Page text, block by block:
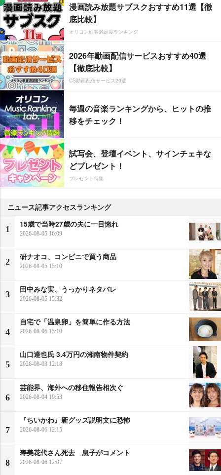
漫画読み放題サブスクおすすめ11選【徹
底比較】
オリコン顧客満足度ランキング
2026年動画配信サービスおすすめ40選
【徹底比較】
CS動画配信サービス20選
毎週の音楽ランキングから、ヒットの推
移をチェック！
試写会、登壇イベント、サインチェキな
どプレゼント！
プレゼント特集
ニュース記事アクセスランキング
1
15歳で当時27歳の夫に一目惚れ
2026-08-05 16:09
2
研ナオコ、コンビニで買う商品
2026-08-05 15:10
3
田中みな実、うっかりネタバレ
2026-08-05 15:32
4
自宅で「温泉卵」を簡単に作る方法
2026-08-06 15:10
5
山口達也氏 3.4万円の湘南物件契約
2026-08-03 12:18
6
芸能界、海外への移住報告相次ぐ
2026-08-04 19:53
7
『ちいかわ』新グッズ説明文に恐怖
2026-08-06 12:15
8
寿美花代さん死去 息子がコメント
2026-08-06 12:07